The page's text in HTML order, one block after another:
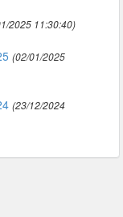
2025 11:30:40)
(02/01/2025
(23/12/2024